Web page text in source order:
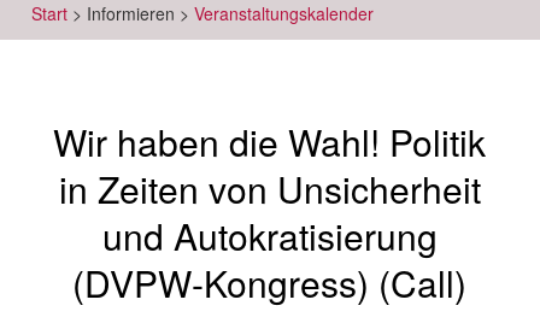
Start > Informieren > Veranstaltungskalender
Wir haben die Wahl! Politik
in Zeiten von Unsicherheit
und Autokratisierung
(DVPW-Kongress) (Call)